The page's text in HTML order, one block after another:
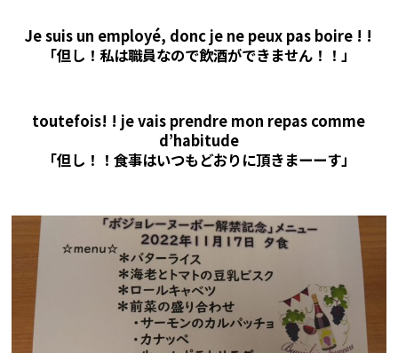
Je suis un employé, donc je ne peux pas boire ! !
「但し！私は職員なので飲酒ができません！！」
toutefois! ! je vais prendre mon repas comme
d’habitude
「但し！！食事はいつもどおりに頂きまーーす」